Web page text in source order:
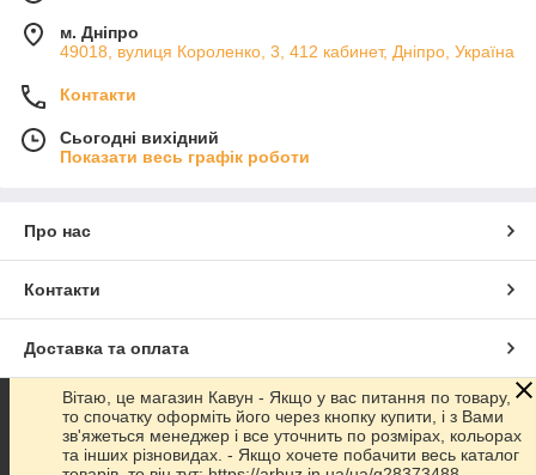
м. Дніпро
49018, вулиця Короленко, 3, 412 кабинет, Дніпро, Україна
Контакти
Сьогодні вихідний
Показати весь графік роботи
Про нас
Контакти
Доставка та оплата
Графік роботи
Повна версія сайту
Вітаю, це магазин Кавун - Якщо у вас питання по товару,
то спочатку оформіть його через кнопку купити, і з Вами
зв'яжеться менеджер і все уточнить по розмірах, кольорах
та інших різновидах. - Якщо хочете побачити весь каталог